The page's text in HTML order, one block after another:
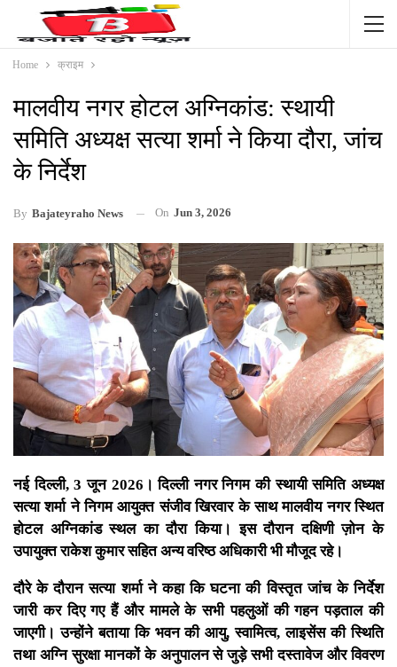
Home क्राइम
मालवीय नगर होटल अग्निकांड: स्थायी
समिति अध्यक्ष सत्या शर्मा ने किया दौरा, जांच
के निर्देश
By Bajateyraho News On Jun 3, 2026
नई दिल्ली, 3 जून 2026। दिल्ली नगर निगम की स्थायी समिति अध्यक्ष
सत्या शर्मा ने निगम आयुक्त संजीव खिरवार के साथ मालवीय नगर स्थित
होटल अग्निकांड स्थल का दौरा किया। इस दौरान दक्षिणी ज़ोन के
उपायुक्त राकेश कुमार सहित अन्य वरिष्ठ अधिकारी भी मौजूद रहे।
दौरे के दौरान सत्या शर्मा ने कहा कि घटना की विस्तृत जांच के निर्देश
जारी कर दिए गए हैं और मामले के सभी पहलुओं की गहन पड़ताल की
जाएगी। उन्होंने बताया कि भवन की आयु, स्वामित्व, लाइसेंस की स्थिति
तथा अग्नि सुरक्षा मानकों के अनुपालन से जुड़े सभी दस्तावेज और विवरण